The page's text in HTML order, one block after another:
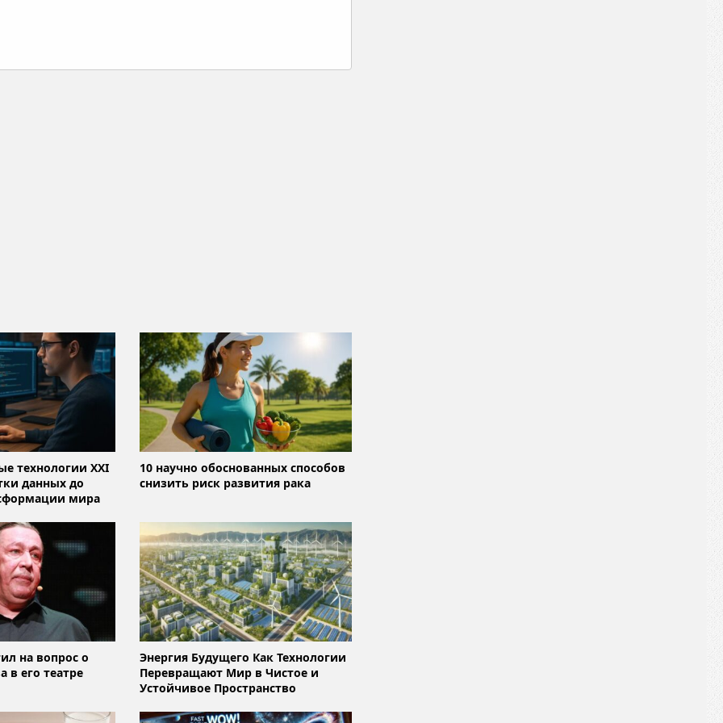
технологии XXI
данных до
мира
10 научно обоснованных способов
снизить риск развития рака
на вопрос о
в его театре
Энергия Будущего Как Технологии
Перевращают Мир в Чистое и
Устойчивое Пространство